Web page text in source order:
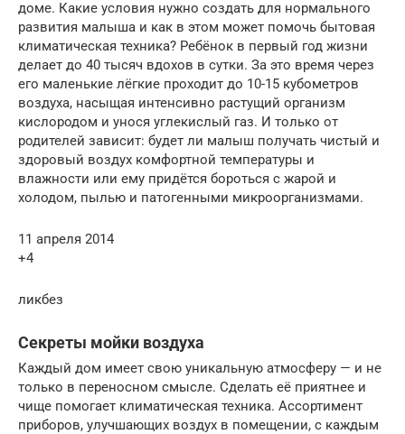
доме. Какие условия нужно создать для нормального
развития малыша и как в этом может помочь бытовая
климатическая техника? Ребёнок в первый год жизни
делает до 40 тысяч вдохов в сутки. За это время через
его маленькие лёгкие проходит до 10-15 кубометров
воздуха, насыщая интенсивно растущий организм
кислородом и унося углекислый газ. И только от
родителей зависит: будет ли малыш получать чистый и
здоровый воздух комфортной температуры и
влажности или ему придётся бороться с жарой и
холодом, пылью и патогенными микроорганизмами.
11 апреля 2014
+4
ликбез
Секреты мойки воздуха
Каждый дом имеет свою уникальную атмосферу — и не
только в переносном смысле. Сделать её приятнее и
чище помогает климатическая техника. Ассортимент
приборов, улучшающих воздух в помещении, с каждым